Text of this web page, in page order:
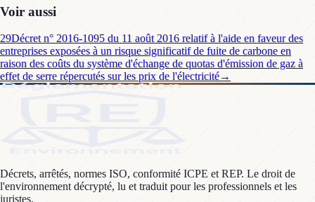
Voir aussi
29Décret n° 2016-1095 du 11 août 2016 relatif à l'aide en faveur des
entreprises exposées à un risque significatif de fuite de carbone en
raison des coûts du système d'échange de quotas d'émission de gaz à
effet de serre répercutés sur les prix de l'électricité→
Décrets, arrêtés, normes ISO, conformité ICPE et REP. Le droit de
l'environnement décrypté, lu et traduit pour les professionnels et les
juristes.